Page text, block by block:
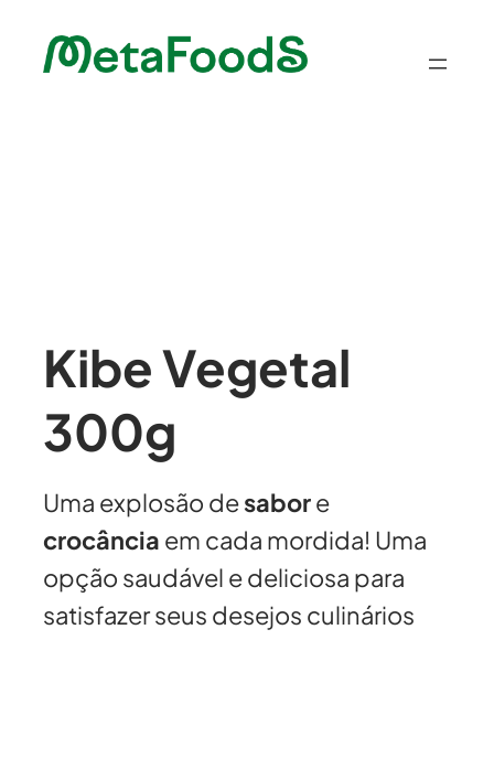
para
Kibe Vegetal
300g
Uma explosão desabore
crocância em cada mordida! Uma
opção saudável e deliciosa para
satisfazer seus desejos culinários